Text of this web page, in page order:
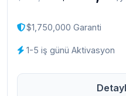
$1,750,000 Garanti
1-5 iş günü Aktivasyon